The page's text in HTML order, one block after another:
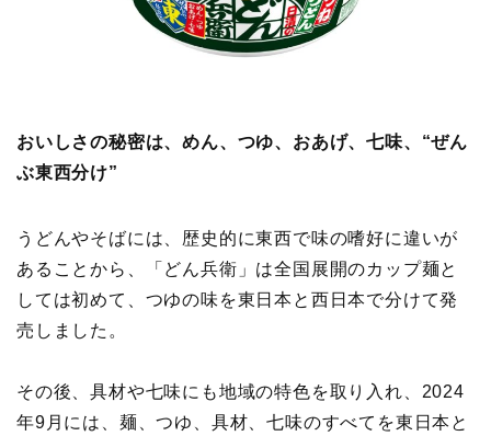
おいしさの秘密は、めん、つゆ、おあげ、七味、“ぜん
ぶ東西分け”
うどんやそばには、歴史的に東西で味の嗜好に違いが
あることから、「どん兵衛」は全国展開のカップ麺と
しては初めて、つゆの味を東日本と西日本で分けて発
売しました。
その後、具材や七味にも地域の特色を取り入れ、2024
年9月には、麺、つゆ、具材、七味のすべてを東日本と